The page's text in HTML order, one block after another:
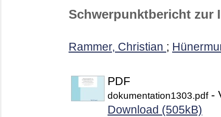
Schwerpunktbericht zur
Rammer, Christian ;
PDF
dokumentation1303.pdf-
Download (505kB)